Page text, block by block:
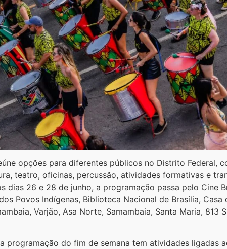
opções para diferentes públicos no Distrito Federal,
teatro, oficinas, percussão, atividades formativas e
dias 26 e 28 de junho, a programação passa pelo Cine
Povos Indígenas, Biblioteca Nacional de Brasília, Casa
Varjão, Asa Norte, Samambaia, Santa Maria, 813
a programação do fim de semana tem atividades ligadas